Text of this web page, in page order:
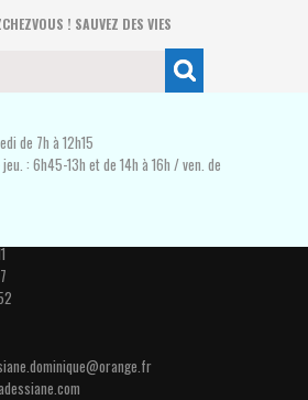
! SAUVEZ DES VIES
de 7h à 12h15
: 6h45-13h et de 14h à 16h / ven. de